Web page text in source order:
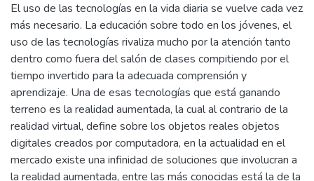
El uso de las tecnologías en la vida diaria se vuelve cada vez
más necesario. La educación sobre todo en los jóvenes, el
uso de las tecnologías rivaliza mucho por la atención tanto
dentro como fuera del salón de clases compitiendo por el
tiempo invertido para la adecuada comprensión y
aprendizaje. Una de esas tecnologías que está ganando
terreno es la realidad aumentada, la cual al contrario de la
realidad virtual, define sobre los objetos reales objetos
digitales creados por computadora, en la actualidad en el
mercado existe una infinidad de soluciones que involucran a
la realidad aumentada, entre las más conocidas está la de la